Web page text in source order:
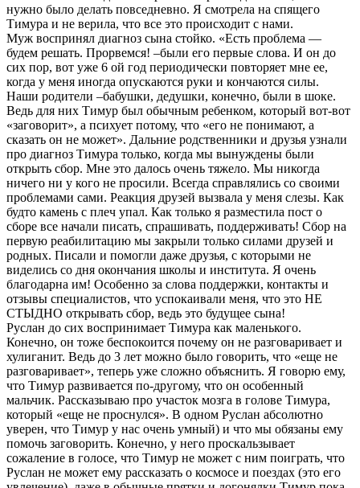
нужно было делать повседневно. Я смотрела на спящего
Тимура и не верила, что все это происходит с нами.
Муж воспринял диагноз сына стойко. «Есть проблема —
будем решать. Прорвемся! –были его первые слова. И он до
сих пор, вот уже 6 ой год периодически повторяет мне ее,
когда у меня иногда опускаются руки и кончаются силы.
Наши родители –бабушки, дедушки, конечно, были в шоке.
Ведь для них Тимур был обычным ребенком, который вот-вот
«заговорит», а психует потому, что «его не понимают, а
сказать он не может». Дальние родственники и друзья узнали
про диагноз Тимура только, когда мы вынуждены были
открыть сбор. Мне это далось очень тяжело. Мы никогда
ничего ни у кого не просили. Всегда справлялись со своими
проблемами сами. Реакция друзей вызвала у меня слезы. Как
будто камень с плеч упал. Как только я разместила пост о
сборе все начали писать, спрашивать, поддерживать! Сбор на
первую реабилитацию мы закрыли только силами друзей и
родных. Писали и помогли даже друзья, с которыми не
виделись со дня окончания школы и института. Я очень
благодарна им! Особенно за слова поддержки, контакты и
отзывы специалистов, что успокаивали меня, что это НЕ
СТЫДНО открывать сбор, ведь это будущее сына!
Руслан до сих воспринимает Тимура как маленького.
Конечно, он тоже беспокоится почему он не разговаривает и
хулиганит. Ведь до 3 лет можно было говорить, что «еще не
разговаривает», теперь уже сложно объяснить. Я говорю ему,
что Тимур развивается по-другому, что он особенный
мальчик. Рассказываю про участок мозга в голове Тимура,
который «еще не проснулся». В одном Руслан абсолютно
уверен, что Тимур у нас очень умный) и что мы обязаны ему
помочь заговорить. Конечно, у него проскальзывает
сожаление в голосе, что Тимур не может с ним поиграть, что
Руслан не может ему рассказать о космосе и поездах (это его